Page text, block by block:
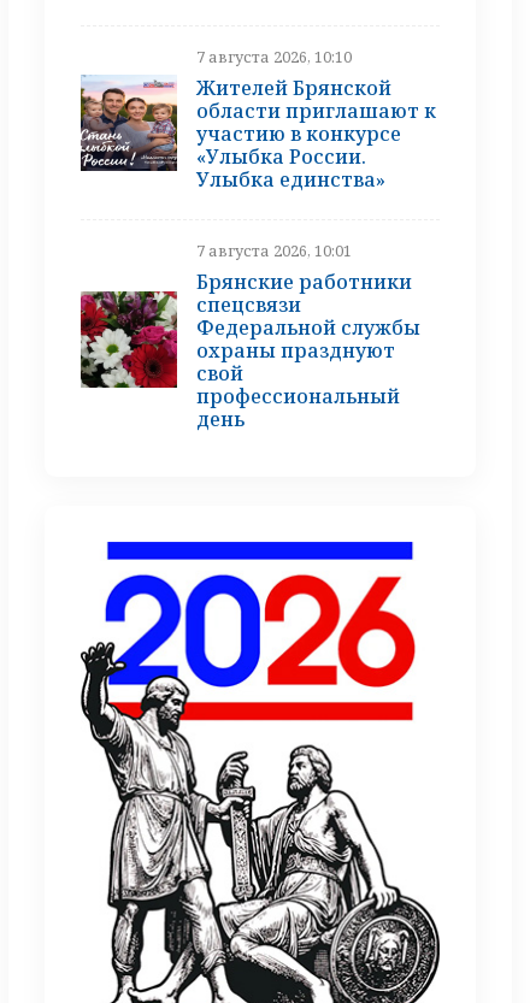
7 августа 2026, 10:10
Жителей Брянской
области приглашают к
участию в конкурсе
«Улыбка России.
Улыбка единства»
7 августа 2026, 10:01
Брянские работники
спецсвязи
Федеральной службы
охраны празднуют
свой
профессиональный
день